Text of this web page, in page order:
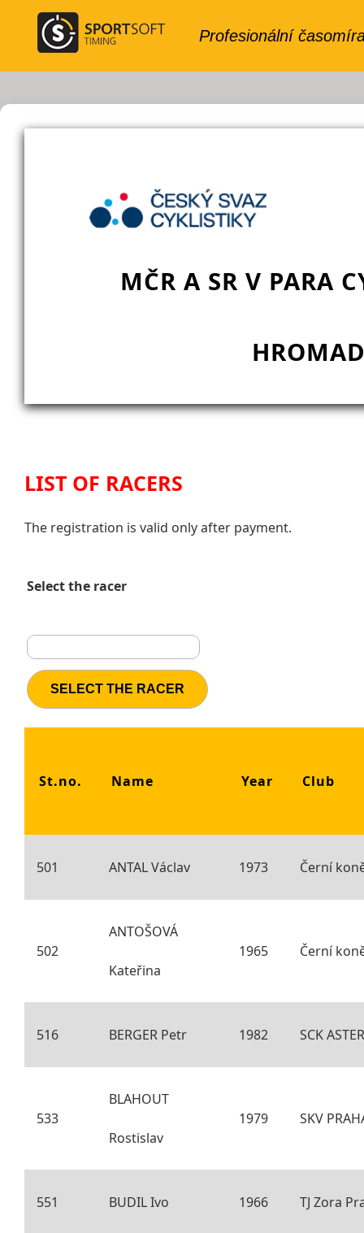
MČR A SR V PARA
LIST OF RACERS
The registration is valid only after payment.
Select the racer
St.no. Name Year Club
501 ANTAL Václav 1973 Černí
502
ANTOŠOVÁ
Kateřina
1965 Černí
516 BERGER Petr 1982 SCK
533
BLAHOUT
Rostislav
1979 SKV
551 BUDIL Ivo 1966 TJ Zora